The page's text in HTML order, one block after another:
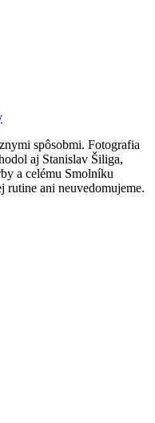
spôsobmi. Fotografia
aj Stanislav Šiliga,
a celému Smolníku
ani neuvedomujeme.